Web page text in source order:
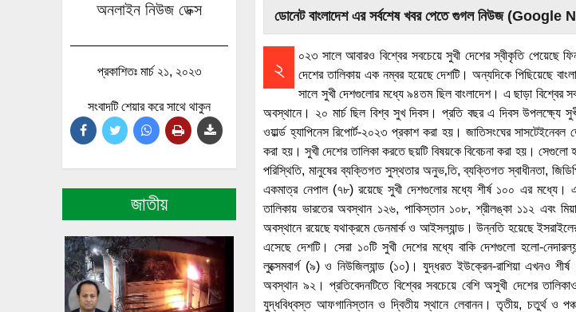
অনলাইন নিউজ ডেক্স
প্রকাশিতঃ মার্চ ২১, ২০২৩
সংবাদটি শেয়ার করে সাথে থাকুন
জাতীয়
ডোনেট বাংলাদেশ এর সর্বশেষ খবর পেতে গুগল নিউজ
২
০২৩ সালে আবারও বিশ্বের সবচেয়ে সুখী দেশের স্বীকৃতি পেয়েছে
দেশের তালিকায় এক নম্বর হয়েছে দেশটি। অন্যদিকে পিছিয়েছে
সালে সুখী দেশগুলোর মধ্যে ৯৪তম ছিল বাংলাদেশ। এ ছাড়া বিশ্বের
অবস্থানে। ২০ মার্চ ছিল বিশ্ব সুখ দিবস। প্রতি বছর এ দিবস উপলক্ষ্যে
ওয়ার্ল্ড হ্যাপিনেস রিপোর্ট-২০২৩ প্রকাশ করা হয়। জাতিসংঘের সাসটেইনেবল
করা হয়। সুখী দেশের তালিকা করতে ছয়টি বিষয়কে বিবেচনা করা হয়। সেগুলো
পরিস্থিতি, মানুষের ব্যক্তিগত সুস্থতার অনুভ‚তি, ব্যক্তিগত স্বাধীনতা,
একমাত্র নেপাল (৭৮) রয়েছে সুখী দেশগুলোর মধ্যে শীর্ষ ১০০ এর মধ্যে।
তালিকায় ভারতের অবস্থান ১২৬, পাকিস্তান ১০৮, শ্রীলঙ্কা ১১২ এবং
অবস্থানে রয়েছে যথাক্রমে ডেনমার্ক ও আইসল্যান্ড। উন্নতি হয়েছে
এসেছে দেশটি। সেরা ১০টি সুখী দেশের মধ্যে বাকি দেশগুলো হলো-
লুক্সেমবার্গ (৯) ও নিউজিল্যান্ড (১০)। যুদ্ধরত ইউক্রেন-রাশিয়া এখনও
অবস্থান ৯২। প্রতিবেদনটিতে বিশ্বের সবচেয়ে বেশি অসুখী দেশের
যুদ্ধবিধ্বস্ত আফগানিস্তান ও দ্বিতীয় স্থানে লেবানন। তৃতীয়, চতুর্থ ও